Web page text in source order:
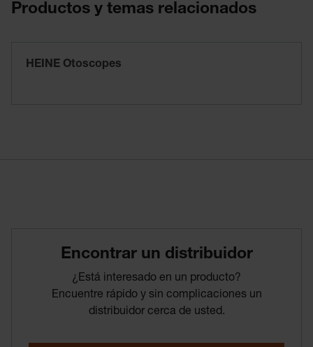
Productos y temas relacionados
HEINE Otoscopes
Encontrar­ un­ distribuidor
¿Está interesado en un producto?
Encuentre rápido y sin complicaciones un
distribuidor cerca de usted.